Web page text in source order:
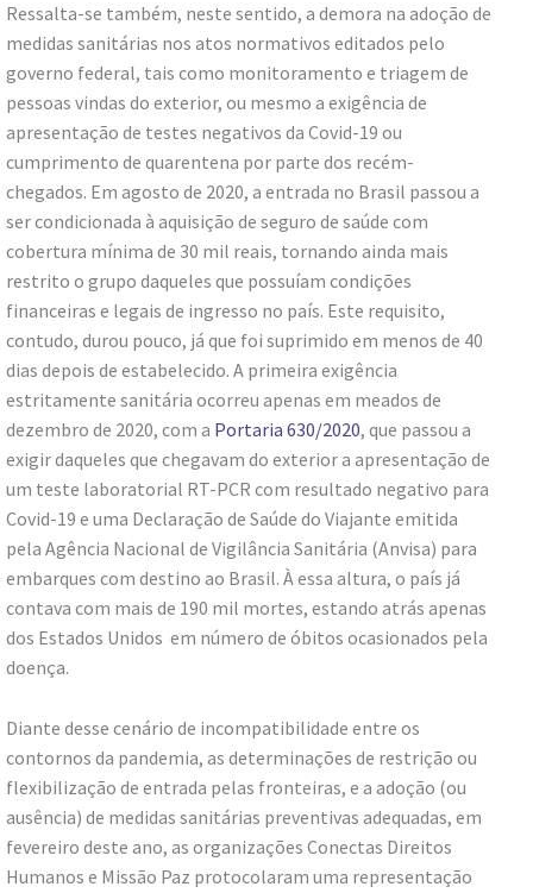
Ressalta-se também, neste sentido, a demora na adoção de
medidas sanitárias nos atos normativos editados pelo
governo federal, tais como monitoramento e triagem de
pessoas vindas do exterior, ou mesmo a exigência de
apresentação de testes negativos da Covid-19 ou
cumprimento de quarentena por parte dos recém-
chegados. Em agosto de 2020, a entrada no Brasil passou a
ser condicionada à aquisição de seguro de saúde com
cobertura mínima de 30 mil reais, tornando ainda mais
restrito o grupo daqueles que possuíam condições
financeiras e legais de ingresso no país. Este requisito,
contudo, durou pouco, já que foi suprimido em menos de 40
dias depois de estabelecido. A primeira exigência
estritamente sanitária ocorreu apenas em meados de
dezembro de 2020, com a Portaria 630/2020, que passou a
exigir daqueles que chegavam do exterior a apresentação de
um teste laboratorial RT-PCR com resultado negativo para
Covid-19 e uma Declaração de Saúde do Viajante emitida
pela Agência Nacional de Vigilância Sanitária (Anvisa) para
embarques com destino ao Brasil. À essa altura, o país já
contava com mais de 190 mil mortes, estando atrás apenas
dos Estados Unidos em número de óbitos ocasionados pela
doença.
Diante desse cenário de incompatibilidade entre os
contornos da pandemia, as determinações de restrição ou
flexibilização de entrada pelas fronteiras, e a adoção (ou
ausência) de medidas sanitárias preventivas adequadas, em
fevereiro deste ano, as organizações Conectas Direitos
Humanos e Missão Paz protocolaram uma representação